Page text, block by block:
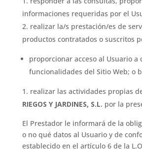
informaciones requeridas por el
realizar la/s prestación/es de
productos contratados o suscritos
proporcionar acceso al Usuario a
funcionalidades del Sitio Web; o
realizar las actividades propias
RIEGOS Y JARDINES, S.L. por la
El Prestador le informará de la
o no qué datos al Usuario y de
establecido en el artículo 6 de la